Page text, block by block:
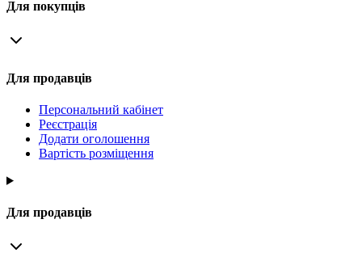
Для покупців
Для продавців
Персональний кабінет
Реєстрація
Додати оголошення
Вартість розміщення
Для продавців